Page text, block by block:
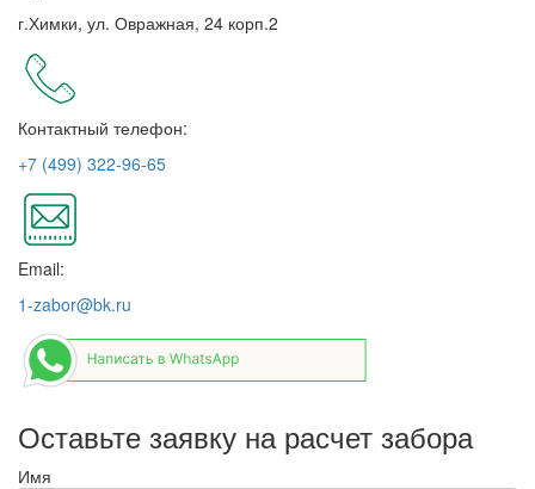
г.Химки, ул. Овражная, 24 корп.2
Контактный телефон:
+7 (499) 322-96-65
Email:
1-zabor@bk.ru
Оставьте заявку на расчет забора
Имя